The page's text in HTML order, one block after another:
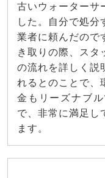
古いウォーターサ
した。自分で処分
業者に頼んだので
き取りの際、スタ
の流れを詳しく説
れるとのことで、
金もリーズナブ
で、非常に満足し
ます。